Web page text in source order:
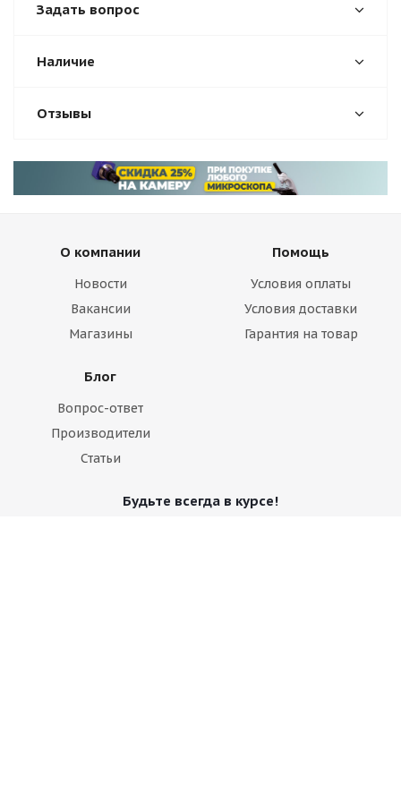
Задать вопрос
Наличие
Отзывы
О компании
Новости
Вакансии
Магазины
Помощь
Условия оплаты
Условия доставки
Гарантия на товар
Блог
Вопрос-ответ
Производители
Статьи
Будьте всегда в курсе!